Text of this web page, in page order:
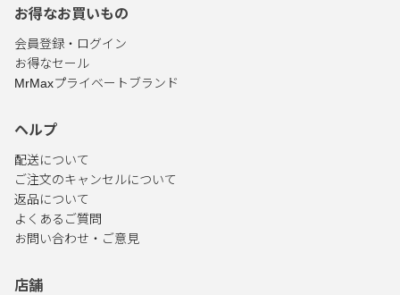
お得なお買いもの
会員登録・ログイン
お得なセール
MrMaxプライベートブランド
ヘルプ
配送について
ご注文のキャンセルについて
返品について
よくあるご質問
お問い合わせ・ご意見
店舗